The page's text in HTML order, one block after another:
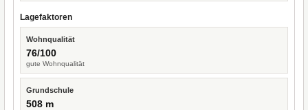
Lagefaktoren
Wohnqualität
76/100
gute Wohnqualität
Grundschule
508 m